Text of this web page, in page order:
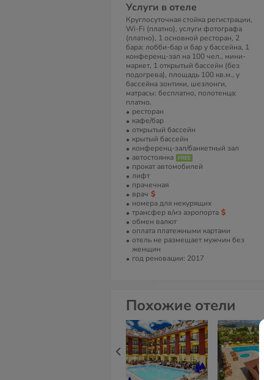
Услуги в отеле
Круглосуточная стойка регистрации,
Wi-Fi (платно), услуги фотографа
(платно), 1 основной ресторан, 2
бара: лобби-бар и бар у бассейна, 1
конференц-зал на 100 чел., мини-
маркет, 1 открытый бассейн (без
подогрева), площадь 100 кв.м., у
бассейна зонтики, шезлонги,
матрасы: бесплатно, полотенца:
платно.
ресторан
кафе/бар
открытый бассейн
крытый бассейн
конференц-зал/банкетный зал
автостоянка
прокат автомобилей
лифт
прачечная
врач
номера для некурящих
трансфер в/из аэропорта
обмен валют
оплата платежными картами
отель не размещает мужчин без
женщин
год реновации: 2017
Похожие отели